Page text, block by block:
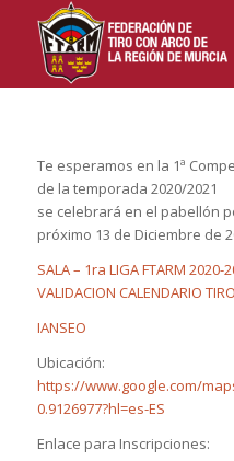
Te esperamos en la 1ª
de la temporada 2020/2021
se celebrará en el pabellón
próximo 13 de Diciembre de
SALA – 1ra LIGA FTARM
VALIDACION CALENDARIO
IANSEO
Ubicación:
https://www.google.com/
0.9126977?hl=es-ES
Enlace para Inscripciones: